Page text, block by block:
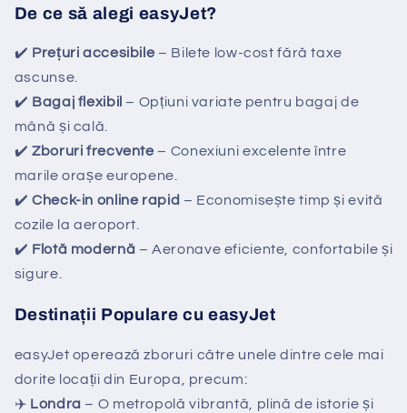
De ce să alegi easyJet?
✔️ Prețuri accesibile – Bilete low-cost fără taxe
ascunse.
✔️ Bagaj flexibil – Opțiuni variate pentru bagaj de
mână și cală.
✔️Zboruri frecvente – Conexiuni excelente între
marile orașe europene.
✔️Check-in online rapid – Economisește timp și evită
cozile la aeroport.
✔️ Flotă modernă – Aeronave eficiente, confortabile și
sigure.
Destinații Populare cu easyJet
easyJet operează zboruri către unele dintre cele mai
dorite locații din Europa, precum:
✈️ Londra – O metropolă vibrantă, plină de istorie și